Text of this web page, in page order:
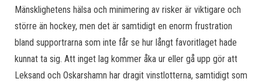
Mänsklighetens hälsa och minimering av risker är viktigare och
större än hockey, men det är samtidigt en enorm frustration
bland supportrarna som inte får se hur långt favoritlaget hade
kunnat ta sig. Att inget lag kommer åka ur eller gå upp gör att
Leksand och Oskarshamn har dragit vinstlotterna, samtidigt som